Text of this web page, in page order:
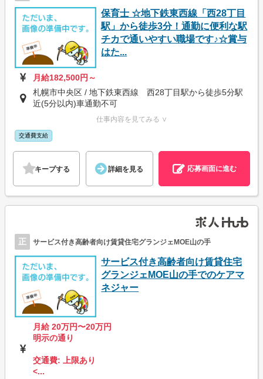
保育士 ☆地下鉄東西線「西28丁目
駅」から徒歩3分！通勤に便利な駅
チカで通いやすい職場です♪☆賞与
はた...
月給182,500円～
札幌市中央区 / 地下鉄東西線 西28丁目駅から徒歩5分駅
近(5分以内)車通勤不可
仕事内容を見てみる ∨
交通費支給
キープする 詳細を見る 応募画面に進む
正 サービス付き高齢者向け賃貸住宅グランジェMOE山の手
サービス付き高齢者向け賃貸住宅
グランジェMOE山の手でのケアマ
ネジャー
月給 20万円〜20万円
明示の通り
交通費: 上限あり
<...